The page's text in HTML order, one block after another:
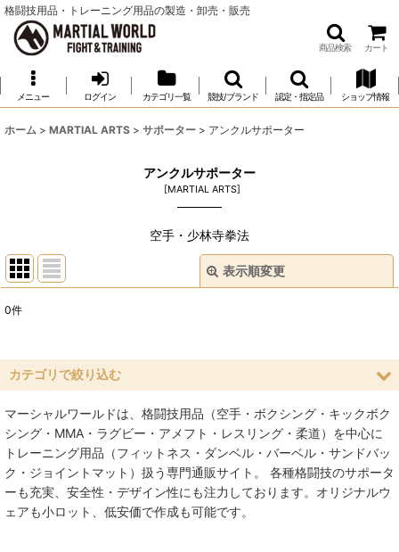
格闘技用品・トレーニング用品の製造・卸売・販売
商品検索 カート
メニュー ログイン カテゴリ一覧 競技/ブランド 認定・指定品 ショップ情報
ホーム > MARTIAL ARTS > サポーター > アンクルサポーター
アンクルサポーター
[MARTIAL ARTS]
空手・少林寺拳法
表示順変更
並び順 :
絞り込む
0件
カテゴリで絞り込む
サポーター (全商品)
拳サポーター
レッグサポーター
マーシャルワールドは、格闘技用品（空手・ボクシング・キックボク
シング・MMA・ラグビー・アメフト・レスリング・柔道）を中心に
トレーニング用品（フィットネス・ダンベル・バーベル・サンドバッ
ク・ジョイントマット）扱う専門通販サイト。 各種格闘技のサポータ
ーも充実、安全性・デザイン性にも注力しております。オリジナルウ
ェアも小ロット、低安価で作成も可能です。